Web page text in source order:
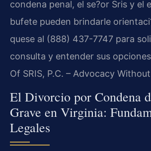
condena penal, el se?or Sris y el
bufete pueden brindarle
quese al (888) 437-7747 para
consulta y entender sus
Of SRIS, P.C. – Advocacy
El Divorcio por Condena
Grave en Virginia:
Legales